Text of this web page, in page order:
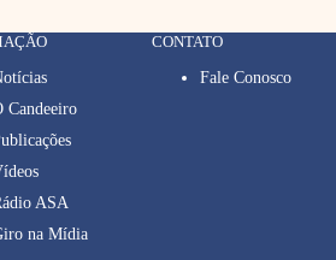
Candeeiro
ASA
na Mídia
CONTATO
Fale Conosco